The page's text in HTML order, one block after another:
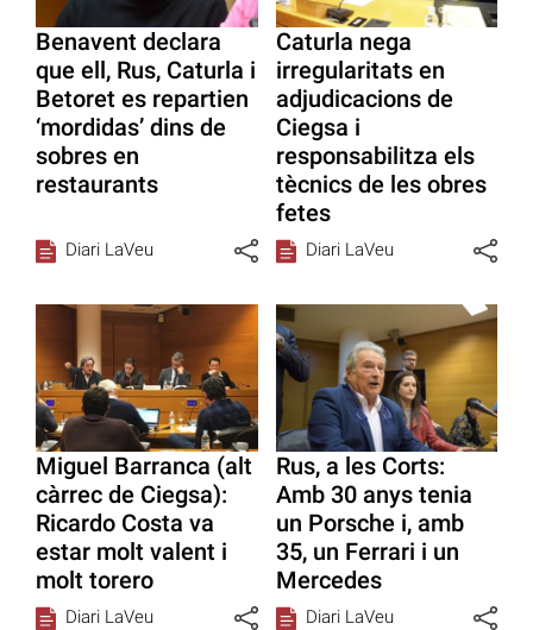
Benavent declara
que ell, Rus, Caturla i
Betoret es repartien
‘mordidas’ dins de
sobres en
restaurants
Diari LaVeu
Caturla nega
irregularitats en
adjudicacions de
Ciegsa i
responsabilitza els
tècnics de les obres
fetes
Diari LaVeu
Miguel Barranca (alt
càrrec de Ciegsa):
Ricardo Costa va
estar molt valent i
molt torero
Diari LaVeu
Rus, a les Corts:
Amb 30 anys tenia
un Porsche i, amb
35, un Ferrari i un
Mercedes
Diari LaVeu